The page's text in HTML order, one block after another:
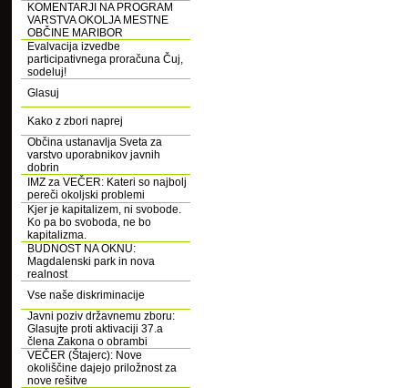
KOMENTARJI NA PROGRAM
VARSTVA OKOLJA MESTNE
OBČINE MARIBOR
Evalvacija izvedbe
participativnega proračuna Čuj,
sodeluj!
Glasuj
Kako z zbori naprej
Občina ustanavlja Sveta za
varstvo uporabnikov javnih
dobrin
IMZ za VEČER: Kateri so najbolj
pereči okoljski problemi
Kjer je kapitalizem, ni svobode.
Ko pa bo svoboda, ne bo
kapitalizma.
BUDNOST NA OKNU:
Magdalenski park in nova
realnost
Vse naše diskriminacije
Javni poziv državnemu zboru:
Glasujte proti aktivaciji 37.a
člena Zakona o obrambi
VEČER (Štajerc): Nove
okoliščine dajejo priložnost za
nove rešitve